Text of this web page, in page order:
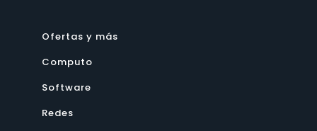
Ofertas y más
Computo
Software
Redes